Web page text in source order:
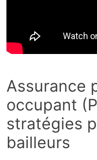
Assurance
occupant
stratégies
bailleurs